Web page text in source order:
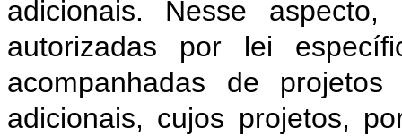
adicionais. Nesse
autorizadas por lei
acompanhadas de
adicionais, cujos projetos,